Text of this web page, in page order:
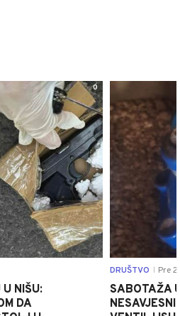
0
U NIŠU:
DA
DRUŠTVO Pre
SABOTAŽA